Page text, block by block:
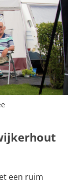
een ruim